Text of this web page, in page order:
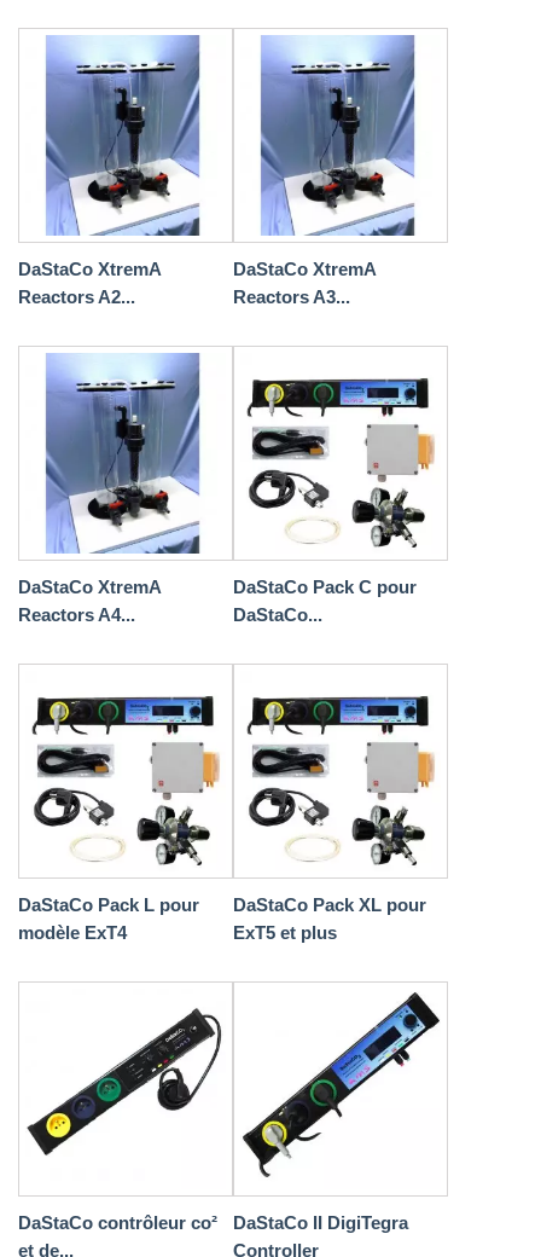
DaStaCo XtremA
Reactors A2...
DaStaCo XtremA
Reactors A3...
DaStaCo XtremA
Reactors A4...
DaStaCo Pack C pour
DaStaCo...
DaStaCo Pack L pour
modèle ExT4
DaStaCo Pack XL pour
ExT5 et plus
DaStaCo contrôleur co²
et de...
DaStaCo II DigiTegra
Controller